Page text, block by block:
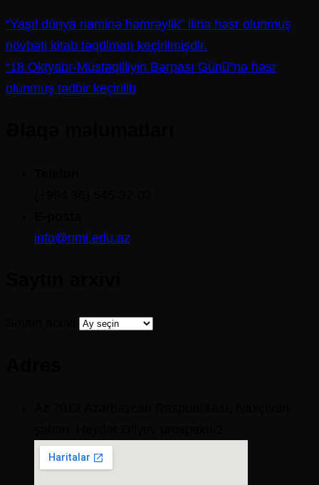
“Yaşıl dünya naminə həmrəylik” ilinə həsr olunmuş
növbəti kitab təqdimatı keçirilmişdir.
“18 Oktyabr-Müstəqilliyin Bərpası Günü”nə həsr
olunmuş tədbir keçirilib
info@nmi.edu.az